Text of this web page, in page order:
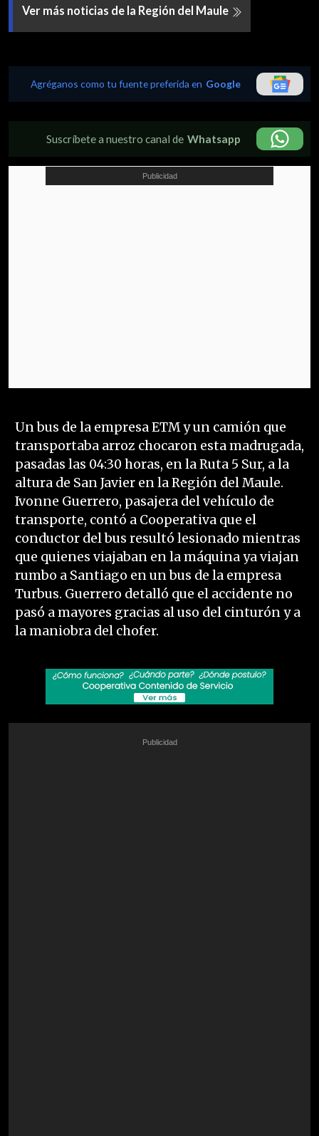
Ver más noticias de la Región del Maule
Agréganos como tu fuente preferida en Google
Suscríbete a nuestro canal de Whatsapp
Un bus de la empresa ETM y un camión que
transportaba arroz chocaron esta madrugada,
pasadas las 04:30 horas, en la Ruta 5 Sur, a la
altura de San Javier en la Región del Maule.
Ivonne Guerrero, pasajera del vehículo de
transporte, contó a Cooperativa que el
conductor del bus resultó lesionado mientras
que quienes viajaban en la máquina ya viajan
rumbo a Santiago en un bus de la empresa
Turbus. Guerrero detalló que el accidente no
pasó a mayores gracias al uso del cinturón y a
la maniobra del chofer.